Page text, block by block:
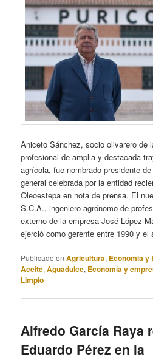
Aniceto Sánchez, socio olivarero de
profesional de amplia y destacada
agrícola, fue nombrado presidente
general celebrada por la entidad
Oleoestepa en nota de prensa. El
S.C.A., ingeniero agrónomo de
externo de la empresa José López
ejerció como gerente entre 1990 y
Publicado en Agricultura, Economia y
Aceite,Aguadulce, Economía y
Limpio
Alfredo García Raya
Eduardo Pérez en la